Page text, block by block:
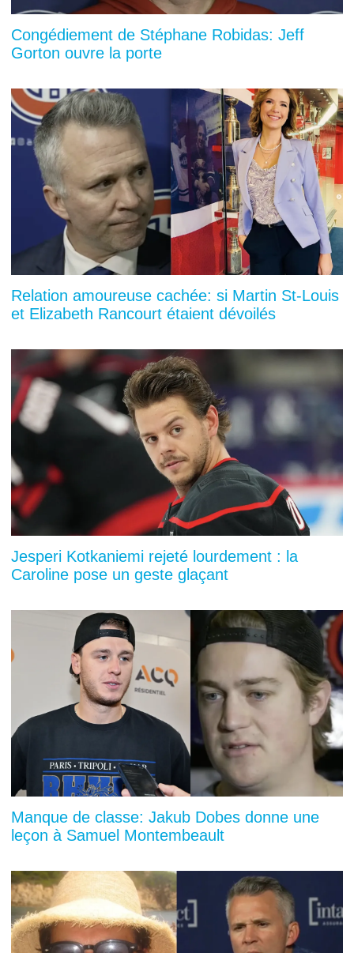
Congédiement de Stéphane Robidas: Jeff
Gorton ouvre la porte
Relation amoureuse cachée: si Martin St-Louis
et Elizabeth Rancourt étaient dévoilés
Jesperi Kotkaniemi rejeté lourdement : la
Caroline pose un geste glaçant
Manque de classe: Jakub Dobes donne une
leçon à Samuel Montembeault